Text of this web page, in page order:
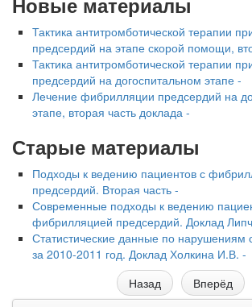
Тактика антитромботической терапии
предсердий на этапе скорой помощи,
Тактика антитромботической терапии
предсердий на догоспитальном этапе -
Лечение фибрилляции предсердий на
этапе, вторая часть доклада -
Старые материалы
Подходы к ведению пациентов с
предсердий. Вторая часть -
Современные подходы к ведению
фибрилляцией предсердий. Доклад
Статистические данные по нарушениям
за 2010-2011 год. Доклад Холкина И.В. -
Назад
Вперёд